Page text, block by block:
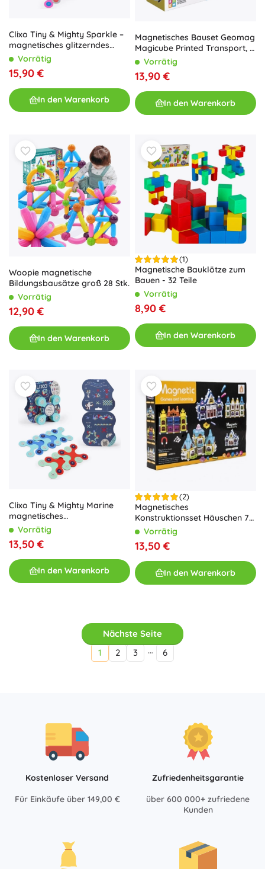
Clixo Tiny & Mighty Sparkle –
magnetisches glitzerndes
Konstruktionsset 9 Stk.
Vorrätig
15,90 €
In den Warenkorb
Magnetisches Bauset Geomag
Magicube Printed Transport, 7
TeileVorrätig
13,90 €
In den Warenkorb
Woopie magnetische
Bildungsbausätze groß 28 Stk.
Vorrätig
12,90 €
In den Warenkorb
(1)
Magnetische Bauklötze zum
Bauen - 32 Teile
Vorrätig
8,90 €
In den Warenkorb
Clixo Tiny & Mighty Marine
magnetisches
Konstruktionsset mit 9 Teilen
Vorrätig
13,50 €
In den Warenkorb
(2)
Magnetisches
Konstruktionsset Häuschen 75
Stk.Vorrätig
13,50 €
In den Warenkorb
Nächste Seite
1
2 3 … 6
Kostenloser Versand
Für Einkäufe über 149,00 €
Zufriedenheitsgarantie
über 600 000+ zufriedene
Kunden